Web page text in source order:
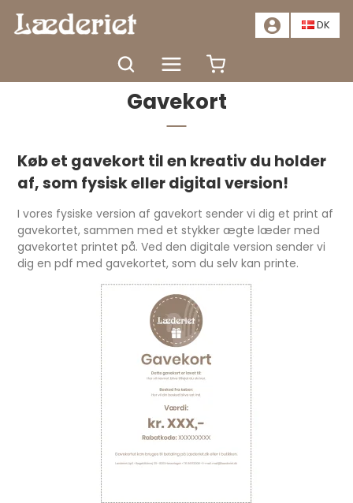
📣TILBUD - SPAR MINDST 20%. KLIK HER📣
DK
Gavekort
Gavekort
Køb et gavekort til en kreativ du holder
af, som fysisk eller digital version!
I vores fysiske version af gavekort sender vi dig et print af
gavekortet, sammen med et stykker ægte læder med
gavekortet printet på. Ved den digitale version sender vi
dig en pdf med gavekortet, som du selv kan printe.